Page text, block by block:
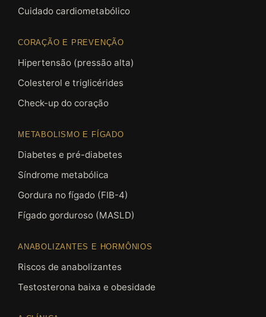
Cuidado cardiometabólico
CORAÇÃO E PREVENÇÃO
Hipertensão (pressão alta)
Colesterol e triglicérides
Check-up do coração
METABOLISMO E FÍGADO
Diabetes e pré-diabetes
Síndrome metabólica
Gordura no fígado (FIB-4)
Fígado gorduroso (MASLD)
ANABOLIZANTES E HORMÔNIOS
Riscos de anabolizantes
Testosterona baixa e obesidade